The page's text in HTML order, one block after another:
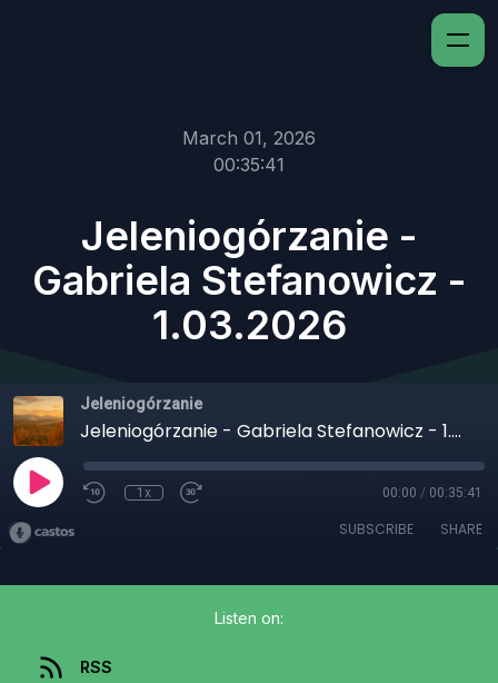
March 01, 2026
00:35:41
Jeleniogórzanie -
Gabriela Stefanowicz -
1.03.2026
Jeleniogórzanie
Jeleniogórzanie - Gabriela Stefanowicz - 1.03.2026
1x 00:00 / 00:35:41
SUBSCRIBE SHARE
Listen on:
RSS